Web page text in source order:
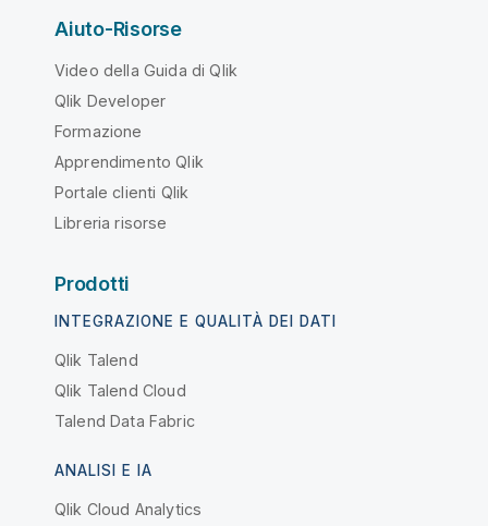
Aiuto-Risorse
Video della Guida di Qlik
Qlik Developer
Formazione
Apprendimento Qlik
Portale clienti Qlik
Libreria risorse
Prodotti
INTEGRAZIONE E QUALITÀ DEI DATI
Qlik Talend
Qlik Talend Cloud
Talend Data Fabric
ANALISI E IA
Qlik Cloud Analytics